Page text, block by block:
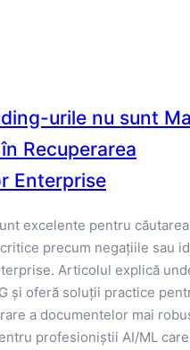
urile nu sunt
Recuperarea
Enterprise
excelente pentru
precum negațiile sau
Articolul explică
și oferă soluții practice
a documentelor mai
profesioniștii AI/ML